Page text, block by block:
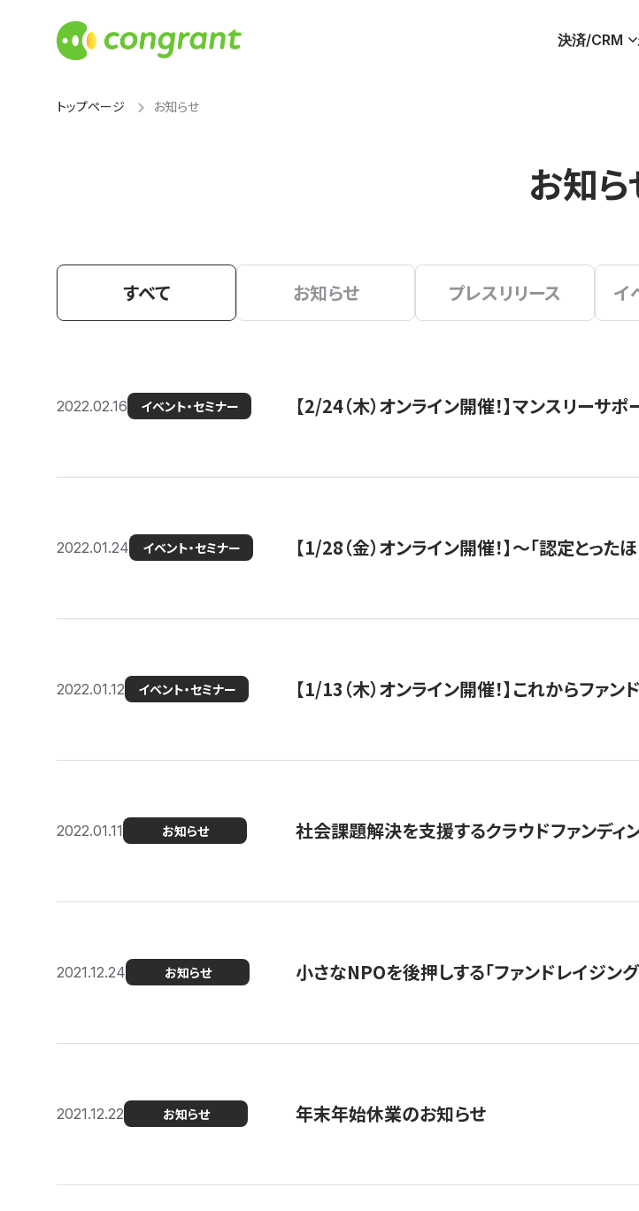
決済/CRM
トップページ お知らせ
お知ら
すべて お知らせ プレスリリース イ
2022.02.16 イベント・セミナー 【2/24（木）オンライン開催！】マンスリー
2022.01.24 イベント・セミナー 【1/28（金）オンライン開催！】〜「認定とっ
2022.01.12 イベント・セミナー 【1/13（木）オンライン開催！】これからファ
2022.01.11 お知らせ 社会課題解決を支援するクラウドファンデ
2021.12.24 お知らせ 小さなNPOを後押しする「ファンドレイジン
2021.12.22 お知らせ 年末年始休業のお知らせ